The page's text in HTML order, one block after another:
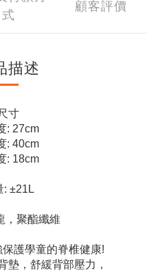
式
顧客評價
描述
寸
: 27cm
: 40cm
: 18cm
: ±21L
，聚酯纖維
護學童的脊椎健康!
墊，舒緩背部壓力，